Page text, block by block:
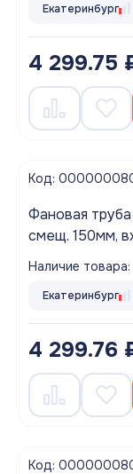
Екатеринбург
4 299.75
Код:
Фановая
смещ. 150мм,
Наличие товара:
Екатеринбург
4 299.76
Код: